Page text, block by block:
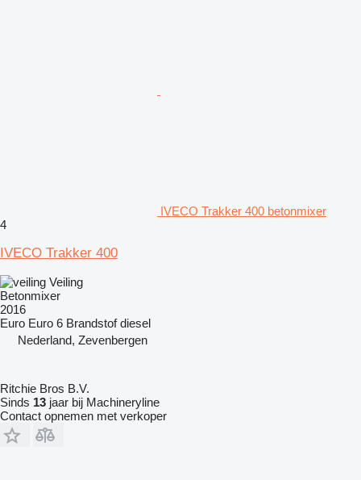
IVECO Trakker 400 betonmixer
4
IVECO Trakker 400
Veiling
Betonmixer
2016
Euro Euro 6 Brandstof diesel
Nederland, Zevenbergen
Ritchie Bros B.V.
Sinds 13 jaar bij Machineryline
Contact opnemen met verkoper